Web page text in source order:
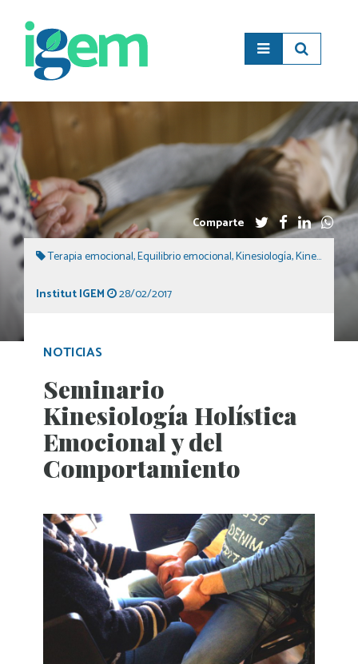
Comparte
Terapia emocional,Equilibrio emocional,Kinesiología,Kinesiología emocional
Institut IGEM 28/02/2017
NOTICIAS
Seminario
Kinesiología Holística
Emocional y del
Comportamiento